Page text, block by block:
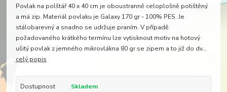
Povlak na polštář 40 x 40 cm je oboustranně celoplošně potištěný
a má zip. Materiál povlaku je Galaxy 170 gr - 100% PES. Je
stálobarevný a snadno se udržuje praním. V případě
požadovaného krátkého termínu lze vytisknout motiv na hotový
ušitý povlak z jemného mikrovlákna 80 gr se zipem a to již do dv...
celý popis
Dostupnost Skladem